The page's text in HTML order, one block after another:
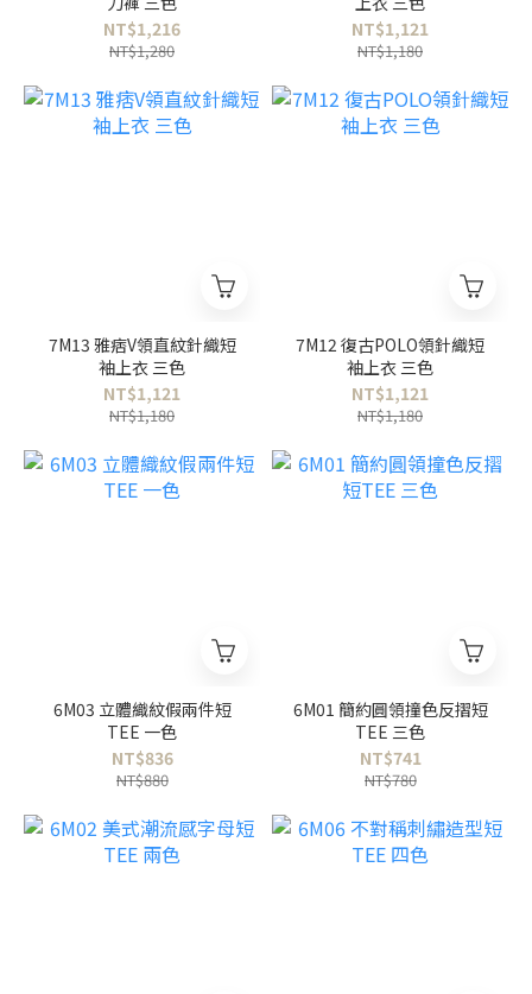
NT$1,216
NT$1,280
NT$1,121
NT$1,180
7M13 雅痞V領直紋針織短
袖上衣 三色
NT$1,121
NT$1,180
7M12 復古POLO領針織短
袖上衣 三色
NT$1,121
NT$1,180
6M03 立體織紋假兩件短
TEE 一色
NT$836
NT$880
6M01 簡約圓領撞色反摺短
TEE 三色
NT$741
NT$780